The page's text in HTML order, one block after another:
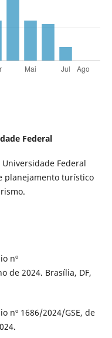
Federal
Federal
planejamento turístico
nº
de 2024. Brasília, DF,
nº 1686/2024/GSE, de